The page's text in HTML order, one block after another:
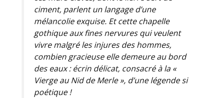
ciment, parlent un langage d’une
mélancolie exquise. Et cette chapelle
gothique aux fines nervures qui veulent
vivre malgré les injures des hommes,
combien gracieuse elle demeure au bord
des eaux : écrin délicat, consacré à la «
Vierge au Nid de Merle », d’une légende si
poétique !